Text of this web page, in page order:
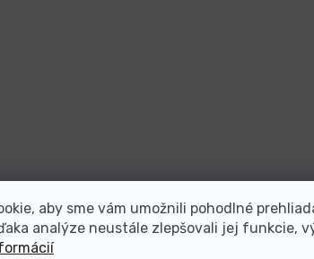
aby sme vám umožnili pohodlné
analýze neustále zlepšovali jej funkcie,